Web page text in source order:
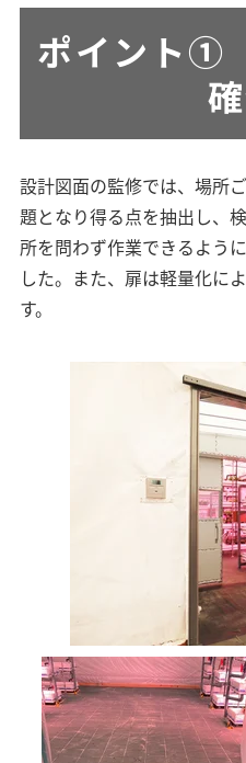
ポイント①
設計図面の監修では、場所
題となり得る点を抽出し、
所を問わず作業できるよう
した。また、扉は軽量化に
す。